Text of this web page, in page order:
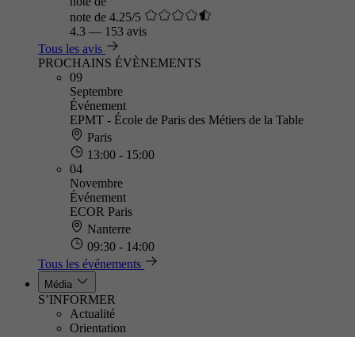
note de 4.25/5
4.3 — 153 avis
Tous les avis
PROCHAINS ÉVÈNEMENTS
09
Septembre
Événement
EPMT - École de Paris des Métiers de la Table
Paris
13:00 - 15:00
04
Novembre
Événement
ECOR Paris
Nanterre
09:30 - 14:00
Tous les événements
Média
S’INFORMER
Actualité
Orientation